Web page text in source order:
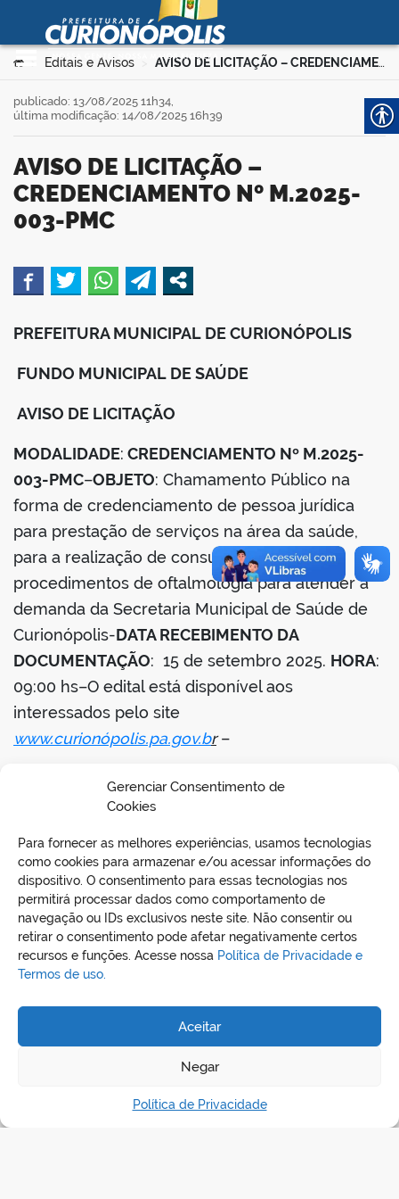
Gerenciar Consentimento de
Cookies
Para fornecer as melhores experiências, usamos tecnologias
como cookies para armazenar e/ou acessar informações do
dispositivo. O consentimento para essas tecnologias nos
permitirá processar dados como comportamento de
navegação ou IDs exclusivos neste site. Não consentir ou
retirar o consentimento pode afetar negativamente certos
recursos e funções. Acesse nossa Política de Privacidade e
Termos de uso.
Aceitar
Negar
Política de Privacidade
Ir para o conteúdo
Prefeitura Municipal de
Curionópolis
Você está aqui:
Editais e Avisos > AVISO DE LICITAÇÃO – CREDENCIAMENTO Nº M.2025-003-PMC
AVISO DE LICITAÇÃO –
CREDENCIAMENTO Nº M.2025-
003-PMC
publicado: 13/08/2025 11h34,
última modificação: 14/08/2025 16h39
PREFEITURA MUNICIPAL DE CURIONÓPOLIS
FUNDO MUNICIPAL DE SAÚDE
AVISO DE LICITAÇÃO
MODALIDADE: CREDENCIAMENTO Nº M.2025-
003-PMC–OBJETO: Chamamento Público na
forma de credenciamento de pessoa jurídica
para prestação de serviços na área da saúde,
para a realização de consultas, avaliação e
procedimentos de oftalmologia para atender a
demanda da Secretaria Municipal de Saúde de
Curionópolis-DATA RECEBIMENTO DA
DOCUMENTAÇÃO: 15 de setembro 2025. HORA:
09:00 hs–O edital está disponível aos
interessados pelo site
www.curionópolis.pa.gov.br–
13 de agosto de 2025–Simone Rodrigues
Deziderio-Presidente da Comissão Especial.
BAIXAR EDITAL
REDES SOCIAIS